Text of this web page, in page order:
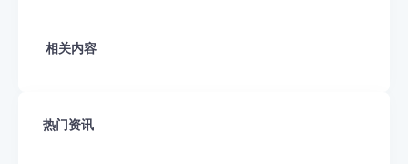
相关内容
热门资讯